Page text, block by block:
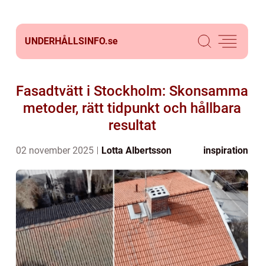
UNDERHÅLLSINFO.se
Fasadtvätt i Stockholm: Skonsamma
metoder, rätt tidpunkt och hållbara
resultat
02 november 2025 Lotta Albertsson inspiration